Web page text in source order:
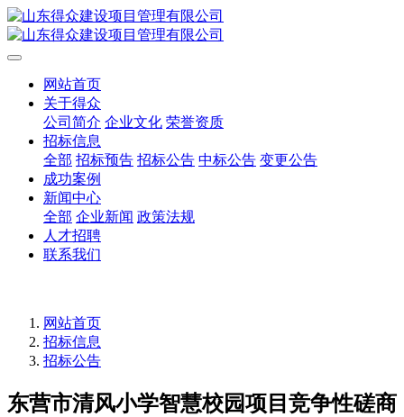
网站首页
关于得众
公司简介 企业文化 荣誉资质
招标信息
全部 招标预告 招标公告 中标公告 变更公告
成功案例
新闻中心
全部 企业新闻 政策法规
人才招聘
联系我们
网站首页
招标信息
招标公告
东营市清风小学智慧校园项目竞争性磋商